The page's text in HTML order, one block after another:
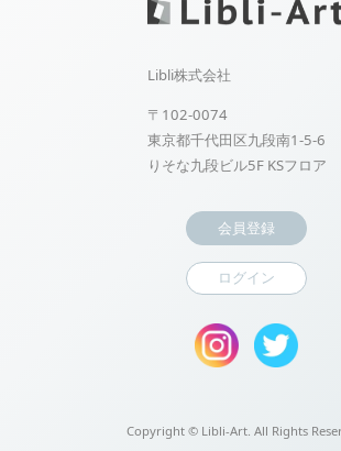
Libli株式会社
〒102-0074
東京都千代田区九段南1-5-6
りそな九段ビル5F KSフロア
会員登録
ログイン
Copyright ©Libli-Art. All Rights